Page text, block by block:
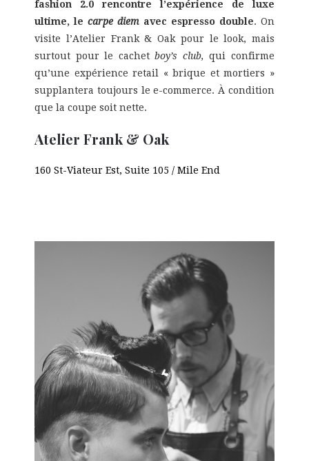
fashion 2.0 rencontre l’expérience de luxe
ultime, le carpe diem avec espresso double. On
visite l’Atelier Frank & Oak pour le look, mais
surtout pour le cachetboy’s club, qui confirme
qu’une expérience retail « brique et mortiers »
supplantera toujours le e-commerce. À condition
que la coupe soit nette.
Atelier Frank & Oak
160 St-Viateur Est, Suite 105 / Mile End